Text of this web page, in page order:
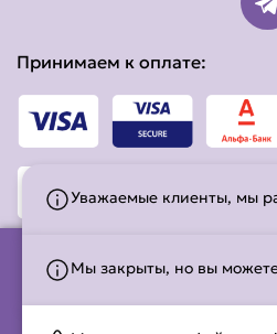
Принимаем к оплате:
ООО «Шава Светлогорск»
Свидетельство о